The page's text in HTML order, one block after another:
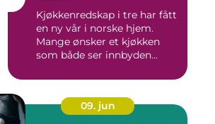
Kjøkkenredskap i tre har fått
en ny vår i norske hjem.
Mange ønsker et kjøkken
som både ser innbyden...
09. jun